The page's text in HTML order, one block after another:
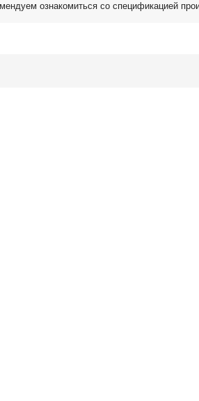
ознакомиться со спецификацией